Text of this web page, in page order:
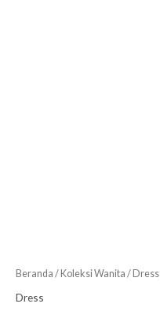
Beranda /Koleksi Wanita /Dress
Dress